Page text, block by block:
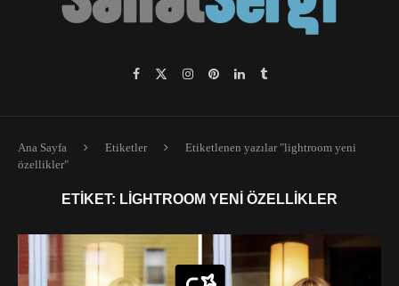
Ana Sayfa Etiketler
Etiketlenen yazılar "lightroom yeni
özellikler"
ETIKET: LIGHTROOM YENI ÖZELLIKLER